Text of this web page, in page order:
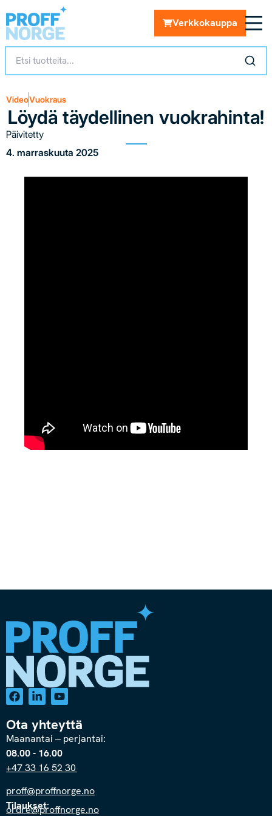
Verkkokauppa
VideoVuokraus
Löydä täydellinen vuokrahinta!
Päivitetty
4. marraskuuta 2025
Ota yhteyttä
Maanantai – perjantai:
08.00 - 16.00
+47 33 16 52 30
proff@proffnorge.no
Tilaukset:
ordre@proffnorge.no